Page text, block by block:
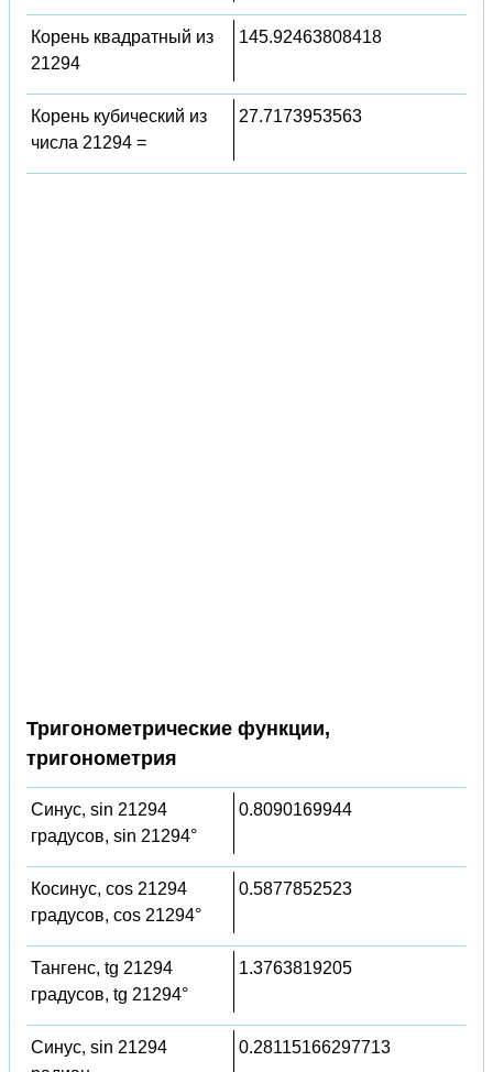
Корень квадратный из
21294
145.92463808418
Корень кубический из
числа 21294 =
27.7173953563
Тригонометрические функции,
тригонометрия
Синус, sin 21294
градусов, sin 21294°
0.8090169944
Косинус, cos 21294
градусов, cos 21294°
0.5877852523
Тангенс, tg 21294
градусов, tg 21294°
1.3763819205
Синус, sin 21294
0.28115166297713